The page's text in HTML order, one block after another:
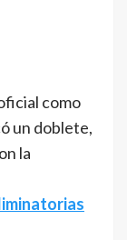
como
un doblete,
la